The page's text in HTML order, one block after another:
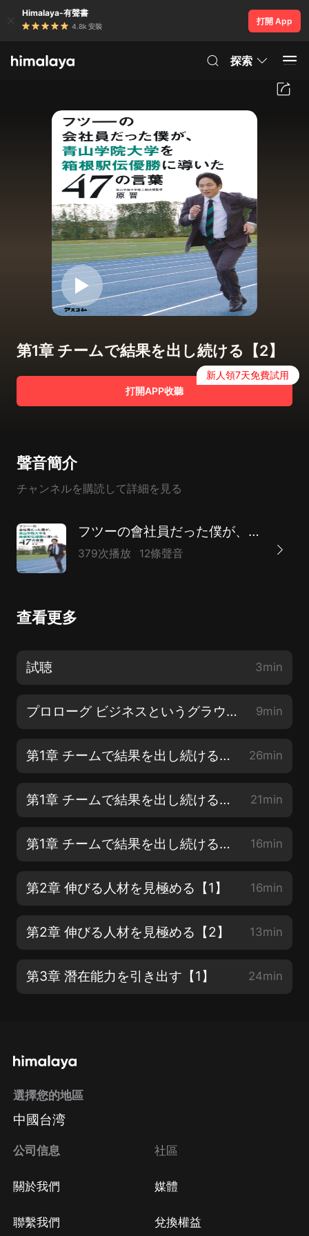
Himalaya-有聲書
4.8k 安裝
打開 App
探索
第1章 チームで結果を出し続ける【2】
打開APP收聽
新人領7天免費試用
聲音簡介
チャンネルを購読して詳細を見る
フツーの會社員だった僕が、青山學院大學を箱根駅伝優勝に導いた47の言葉
379次播放 12條聲音
查看更多
試聴 3min
プロローグ ビジネスというグラウンドには「人と組織」を強くするノウハウが埋まっている 9min
第1章 チームで結果を出し続ける【1】 26min
第1章 チームで結果を出し続ける【2】 21min
第1章 チームで結果を出し続ける【3】 16min
第2章 伸びる人材を見極める【1】 16min
第2章 伸びる人材を見極める【2】 13min
第3章 潛在能力を引き出す【1】 24min
選擇您的地區
中國台湾
公司信息
關於我們
聯繫我們
社區
媒體
兌換權益